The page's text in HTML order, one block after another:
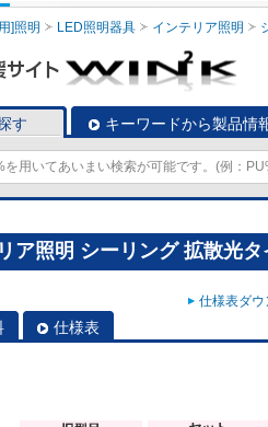
]照明 LED照明器具 インテリア照明
す キーワードから製品情
ア照明 シーリング 拡散光
仕様表ダ
仕様表